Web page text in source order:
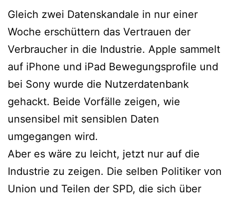
Gleich zwei Datenskandale in nur einer
Woche erschüttern das Vertrauen der
Verbraucher in die Industrie. Apple sammelt
auf iPhone und iPad Bewegungsprofile und
bei Sony wurde die Nutzerdatenbank
gehackt. Beide Vorfälle zeigen, wie
unsensibel mit sensiblen Daten
umgegangen wird.
Aber es wäre zu leicht, jetzt nur auf die
Industrie zu zeigen. Die selben Politiker von
Union und Teilen der SPD, die sich über